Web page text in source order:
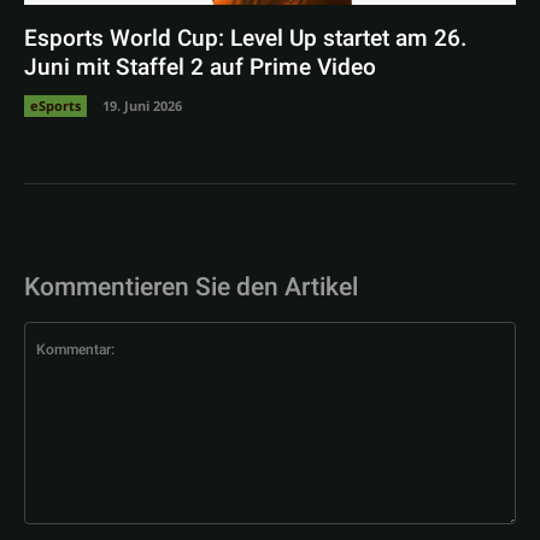
Esports World Cup: Level Up startet am 26.
Juni mit Staffel 2 auf Prime Video
eSports 19. Juni 2026
Kommentieren Sie den Artikel